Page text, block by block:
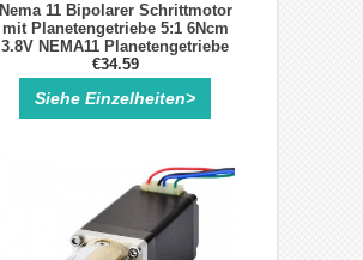
Nema 11 Bipolarer Schrittmotor
mit Planetengetriebe 5:1 6Ncm
3.8V NEMA11 Planetengetriebe
Schrittmotor
€34.59
Siehe Einzelheiten>